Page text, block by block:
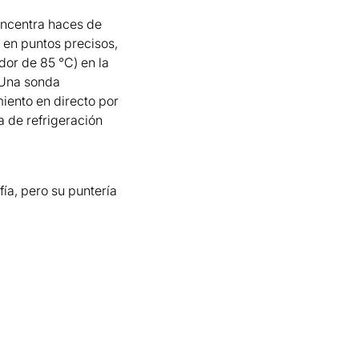
haces de
puntos precisos,
de 85 °C) en la
sonda
en directo por
de refrigeración
pero su puntería